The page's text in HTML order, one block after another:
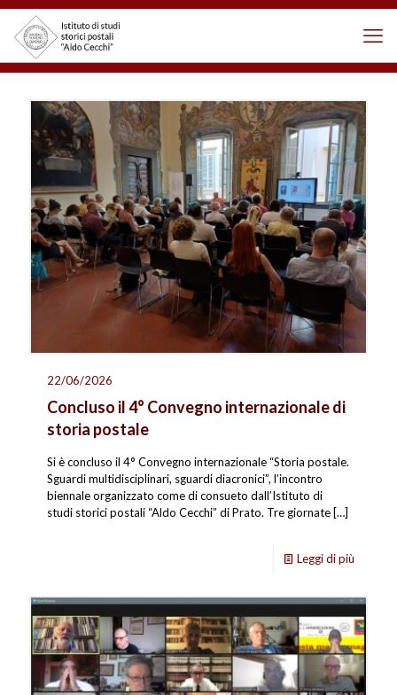
22/06/2026
Concluso il 4° Convegno internazionale di
storia postale
Si è concluso il 4° Convegno internazionale “Storia postale.
Sguardi multidisciplinari, sguardi diacronici”, l’incontro
biennale organizzato come di consueto dall’Istituto di
studi storici postali “Aldo Cecchi” di Prato. Tre giornate[…]
Leggi di più